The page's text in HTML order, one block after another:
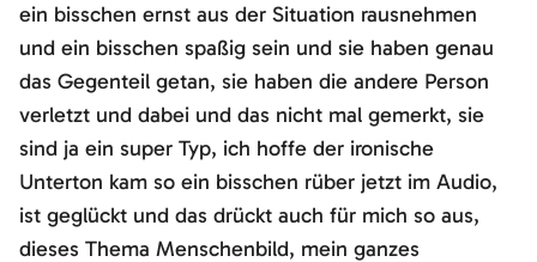
ein bisschen ernst aus der Situation rausnehmen
und ein bisschen spaßig sein und sie haben genau
das Gegenteil getan, sie haben die andere Person
verletzt und dabei und das nicht mal gemerkt, sie
sind ja ein super Typ, ich hoffe der ironische
Unterton kam so ein bisschen rüber jetzt im Audio,
ist geglückt und das drückt auch für mich so aus,
dieses Thema Menschenbild, mein ganzes